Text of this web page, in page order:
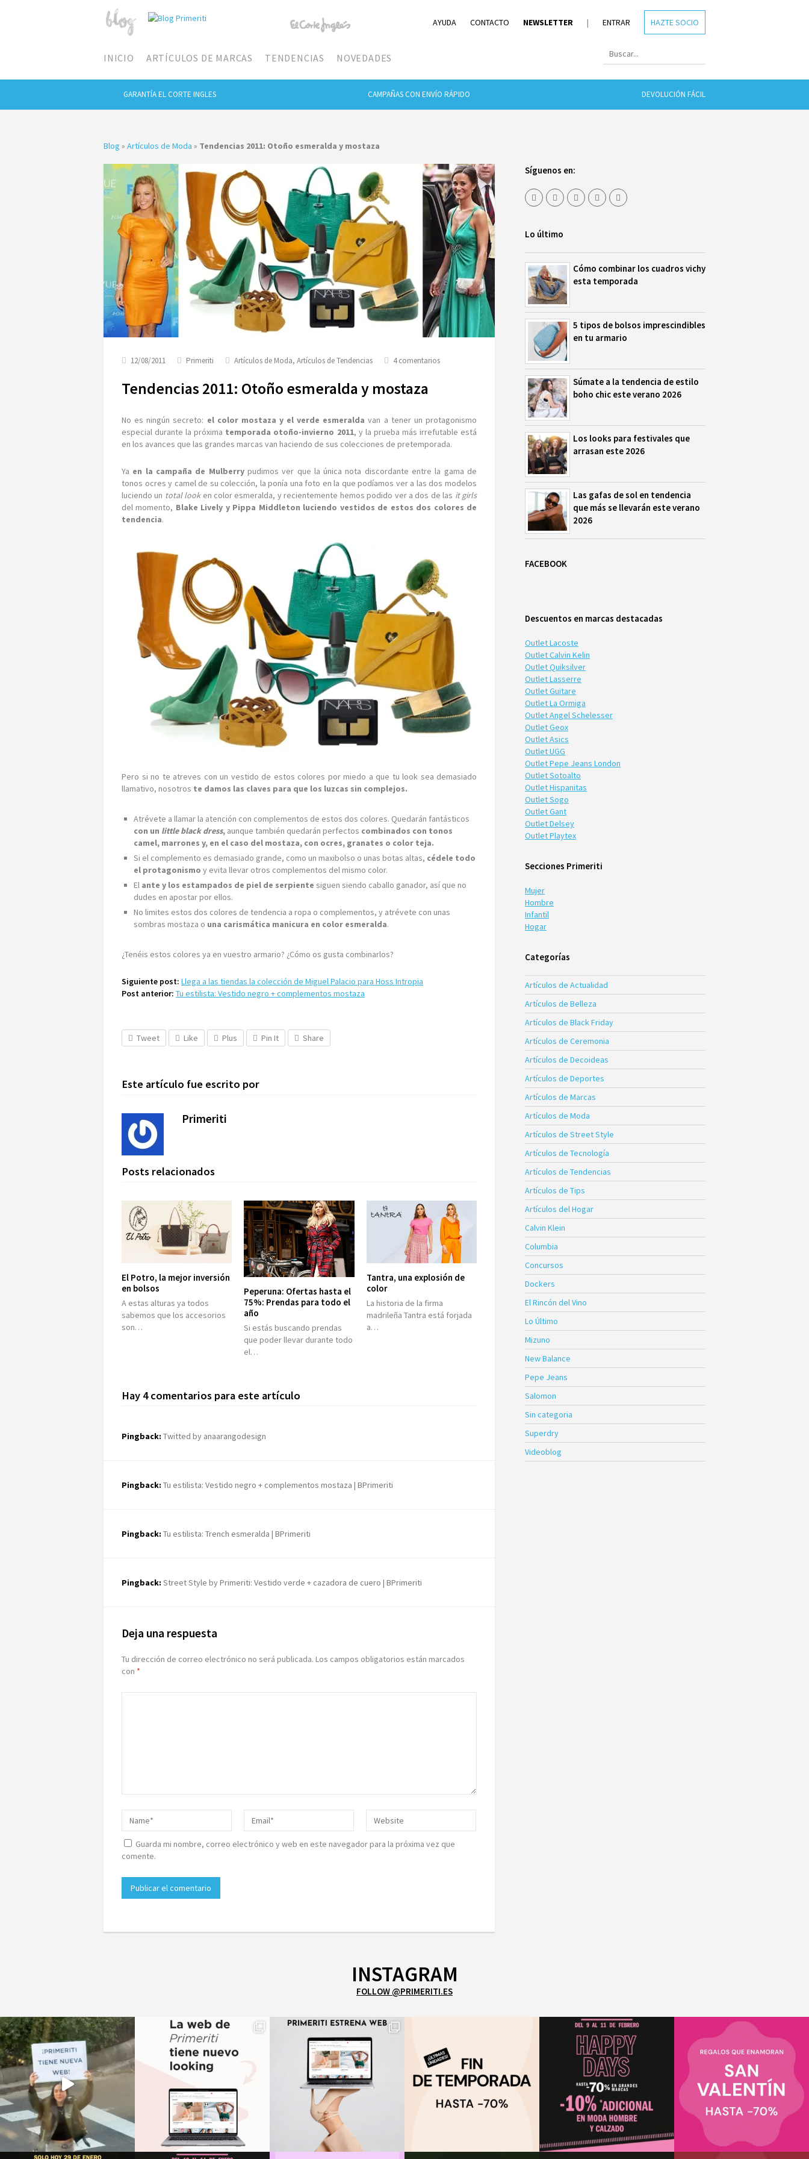
AYUDA CONTACTO NEWSLETTER | ENTRAR HAZTE SOCIO
INICIO ARTÍCULOS DE MARCAS TENDENCIAS NOVEDADES
GARANTÍA EL CORTE INGLES CAMPAÑAS CON ENVÍO RÁPIDO DEVOLUCIÓN FÁCIL
Blog » Artículos de Moda » Tendencias 2011: Otoño esmeralda y mostaza
12/08/2011 Primeriti Artículos de Moda, Artículos de Tendencias 4 comentariosen
mostaza
Tendencias 2011: Otoño esmeralda y mostaza
No es ningún secreto: el color mostaza y el verde esmeralda van a tener un protagonismo
especial durante la próxima temporada otoño-invierno 2011, y la prueba más irrefutable está
en los avances que las grandes marcas van haciendo de sus colecciones de pretemporada.
Ya en la campaña de Mulberry pudimos ver que la única nota discordante entre la gama de
tonos ocres y camel de su colección, la ponía una foto en la que podíamos ver a las dos modelos
luciendo un total looken color esmeralda, y recientemente hemos podido ver a dos de las it girls
del momento, Blake Lively y Pippa Middleton luciendo vestidos de estos dos colores de
tendencia.
Pero si no te atreves con un vestido de estos colores por miedo a que tu look sea demasiado
llamativo, nosotros te damos las claves para que los luzcas sin complejos.
Atrévete a llamar la atención con complementos de estos dos colores. Quedarán fantásticos
con un little black dress, aunque también quedarán perfectos combinados con tonos
camel, marrones y, en el caso del mostaza, con ocres, granates o color teja.
Si el complemento es demasiado grande, como un maxibolso o unas botas altas, cédele todo
el protagonismo y evita llevar otros complementos del mismo color.
El ante y los estampados de piel de serpiente siguen siendo caballo ganador, así que no
dudes en apostar por ellos.
No limites estos dos colores de tendencia a ropa o complementos, y atrévete con unas
sombras mostaza o una carismática manicura en color esmeralda.
¿Tenéis estos colores ya en vuestro armario? ¿Cómo os gusta combinarlos?
Siguiente post: Llega a las tiendas la colección de Miguel Palacio para Hoss Intropia
Post anterior: Tu estilista: Vestido negro + complementos mostaza
Tweet Like Plus Pin It Share
Este artículo fue escrito por
Primeriti
Posts relacionados
El Potro, la mejor inversión
en bolsos
A estas alturas ya todos
sabemos que los accesorios
son…
Peperuna: Ofertas hasta el
75%: Prendas para todo el
año
Si estás buscando prendas
que poder llevar durante todo
el…
Tantra, una explosión de
color
La historia de la firma
madrileña Tantra está forjada
a…
Hay 4 comentarios para este artículo
Pingback: Twitted by anaarangodesign
Pingback: Tu estilista: Vestido negro + complementos mostaza | BPrimeriti
Pingback: Tu estilista: Trench esmeralda | BPrimeriti
Pingback: Street Style by Primeriti: Vestido verde + cazadora de cuero | BPrimeriti
Deja una respuesta
Tu dirección de correo electrónico no será publicada. Los campos obligatorios están marcados
con *
Guarda mi nombre, correo electrónico y web en este navegador para la próxima vez que
comente.
Síguenos en:
Lo último
Cómo combinar los cuadros vichy
esta temporada
5 tipos de bolsos imprescindibles
en tu armario
Súmate a la tendencia de estilo
boho chic este verano 2026
Los looks para festivales que
arrasan este 2026
Las gafas de sol en tendencia
que más se llevarán este verano
2026
FACEBOOK
Descuentos en marcas destacadas
Outlet Lacoste
Outlet Calvin Kelin
Outlet Quiksilver
Outlet Lasserre
Outlet Guitare
Outlet La Ormiga
Outlet Angel Schelesser
Outlet Geox
Outlet Asics
Outlet UGG
Outlet Pepe Jeans London
Outlet Sotoalto
Outlet Hispanitas
Outlet Sogo
Outlet Gant
Outlet Delsey
Outlet Playtex
Secciones Primeriti
Mujer
Hombre
Infantil
Hogar
Categorías
Artículos de Actualidad
Artículos de Belleza
Artículos de Black Friday
Artículos de Ceremonia
Artículos de Decoideas
Artículos de Deportes
Artículos de Marcas
Artículos de Moda
Artículos de Street Style
Artículos de Tecnología
Artículos de Tendencias
Artículos de Tips
Artículos del Hogar
Calvin Klein
Columbia
Concursos
Dockers
El Rincón del Vino
Lo Último
Mizuno
New Balance
Pepe Jeans
Salomon
Sin categoria
Superdry
Videoblog
INSTAGRAM
FOLLOW @PRIMERITI.ES